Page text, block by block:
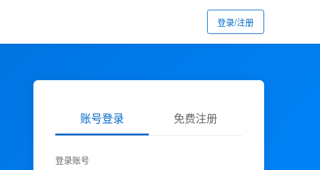
登录/注册
账号登录 免费注册
登录账号